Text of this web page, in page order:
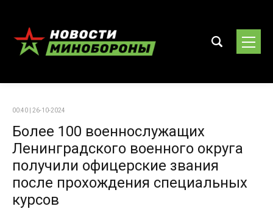
00:40 | 26-10-2024
Более 100 военнослужащих
Ленинградского военного округа
получили офицерские звания
после прохождения специальных
курсов